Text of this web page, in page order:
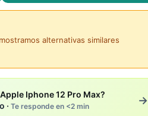
alternativas similares
Iphone 12 Pro Max?
· Te responde en <2 min →